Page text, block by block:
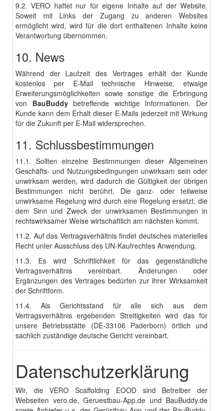
9.2. VERO haftet nur für eigene Inhalte auf der Website.
Soweit mit Links der Zugang zu anderen Websites
ermöglicht wird, wird für die dort enthaltenen Inhalte keine
Verantwortung übernommen.
10. News
Während der Laufzeit des Vertrages erhält der Kunde
kostenlos per E-Mail technische Hinweise, etwaige
Erweiterungsmöglichkeiten sowie sonstige die Erbringung
von BauBuddybetreffende wichtige Informationen. Der
Kunde kann dem Erhalt dieser E-Mails jederzeit mit Wirkung
für die Zukunft per E-Mail widersprechen.
11. Schlussbestimmungen
11.1. Sollten einzelne Bestimmungen dieser Allgemeinen
Geschäfts- und Nutzungsbedingungen unwirksam sein oder
unwirksam werden, wird dadurch die Gültigkeit der übrigen
Bestimmungen nicht berührt. Die ganz- oder teilweise
unwirksame Regelung wird durch eine Regelung ersetzt, die
dem Sinn und Zweck der unwirksamen Bestimmungen in
rechtswirksamer Weise wirtschaftlich am nächsten kommt.
11.2. Auf das Vertragsverhältnis findet deutsches materielles
Recht unter Ausschluss des UN-Kaufrechtes Anwendung.
11.3. Es wird Schriftlichkeit für das gegenständliche
Vertragsverhältnis vereinbart. Änderungen oder
Ergänzungen des Vertrages bedürfen zur ihrer Wirksamkeit
der Schriftform.
11.4. Als Gerichtsstand für alle sich aus dem
Vertragsverhältnis ergebenden Streitigkeiten wird das für
unsere Betriebsstätte (DE-33106 Paderborn) örtlich und
sachlich zuständige deutsche Gericht vereinbart.
Datenschutzerklärung
Wir, die VERO Scaffolding EOOD sind Betreiber der
Webseiten vero.de, Geruestbau-App.de und BauBuddy.de